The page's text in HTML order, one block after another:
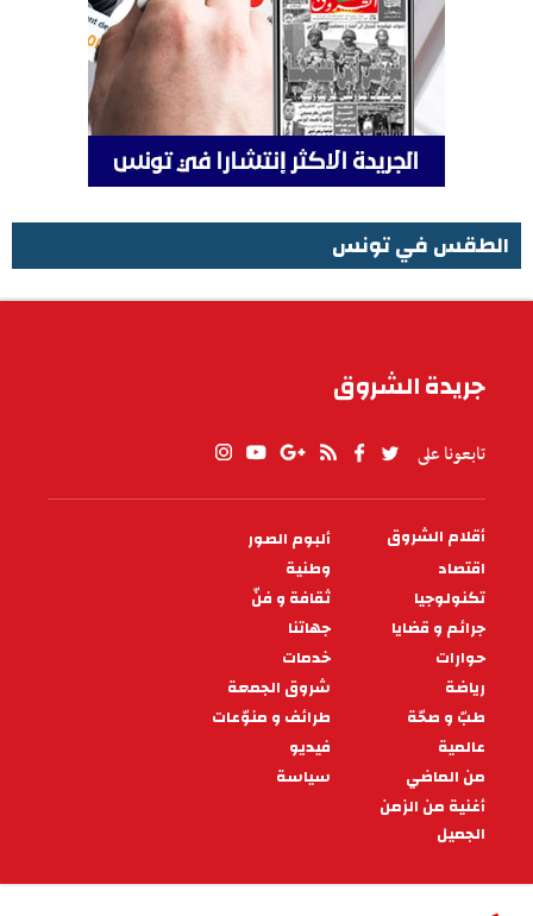
الطقس في تونس
جريدة الشروق
تابعونا على
PIED
DE
PAGE
أقلام الشروق
ألبوم الصور
اقتصاد
وطنية
تكنولوجيا
ثقافة و فنّ
جرائم و قضايا
جهاتنا
حوارات
خدمات
رياضة
شروق الجمعة
طبّ و صحّة
طرائف و منوّعات
عالمية
فيديو
من الماضي
سياسة
أغنية من الزمن
الجميل